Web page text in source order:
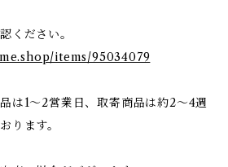
ください。
items/95034079
は1〜2営業日、取寄商品は約2〜4週
ります。